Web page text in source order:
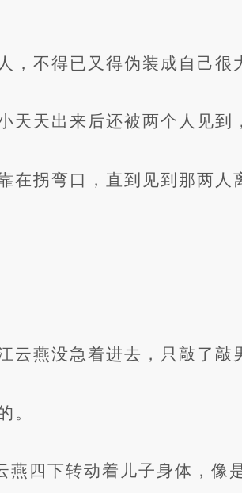
，不得已又得伪装成自己很
天天出来后还被两个人见到
在拐弯口，直到见到那两人
云燕没急着进去，只敲了敲
。
燕四下转动着儿子身体，像